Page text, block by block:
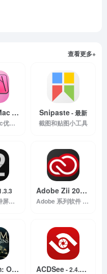
查看更多+
- 最新
最好用的mac优化清理工具
Snipaste- 最新
截图和贴图小工具
免费翻页时钟屏幕保护程序
Adobe Zii 2020
Adobe 系列软件 mac os 激活工具
The Room: Old Sins
- 1.0.1
ACDSee- 2.4.0.1547